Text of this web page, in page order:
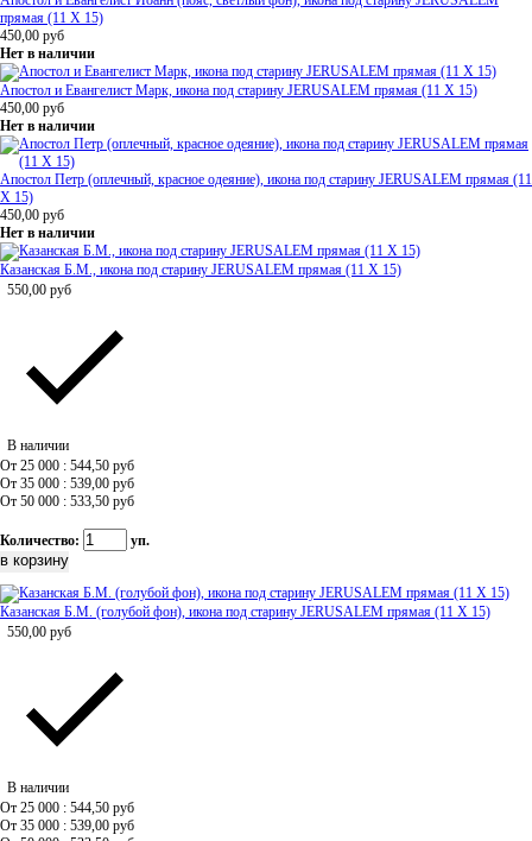
прямая (11 Х 15)
450,00 руб
Нет в наличии
Апостол и Евангелист Марк, икона под старину JERUSALEM прямая (11 Х 15)
450,00 руб
Нет в наличии
Апостол Петр (оплечный, красное одеяние), икона под старину JERUSALEM прямая (11
Х 15)
450,00 руб
Нет в наличии
Казанская Б.М., икона под старину JERUSALEM прямая (11 Х 15)
550,00 руб
В наличии
От 25 000 : 544,50 руб
От 35 000 : 539,00 руб
От 50 000 : 533,50 руб
Количество: уп.
Казанская Б.М. (голубой фон), икона под старину JERUSALEM прямая (11 Х 15)
550,00 руб
В наличии
От 25 000 : 544,50 руб
От 35 000 : 539,00 руб